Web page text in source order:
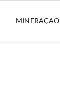
MINERAÇÃO